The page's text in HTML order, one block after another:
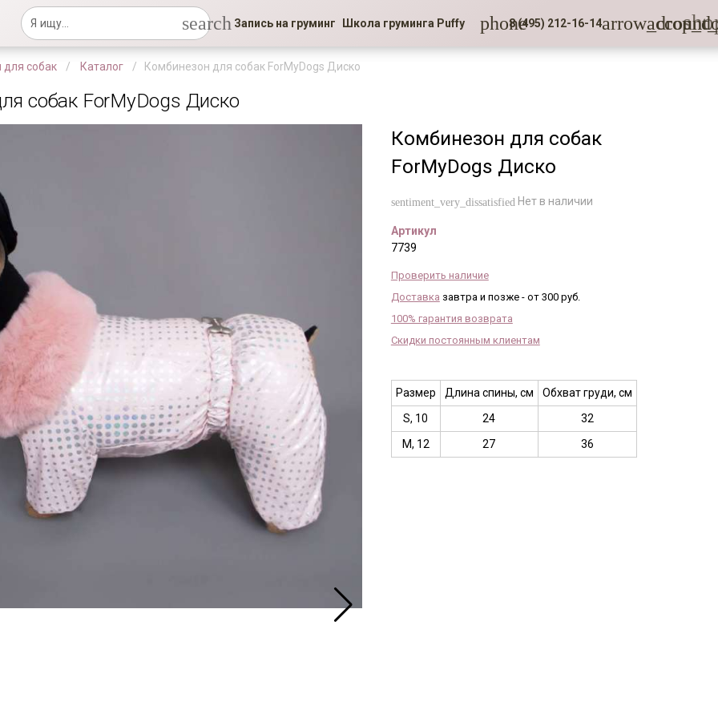
search Запись на груминг Школа груминга Puffy phone8 (495) 212-16-14
для собак Каталог Комбинезон для собак ForMyDogs Диско
собак ForMyDogs Диско
Комбинезон для собак
ForMyDogs Диско
sentiment_very_dissatisfied Нет в наличии
Артикул
7739
Проверить наличие
Доставка завтра и позже - от 300 руб.
100% гарантия возврата
Скидки постоянным клиентам
Размер Длина спины, см
Обхват груди, см
S, 10
24
32
М, 12
27 36